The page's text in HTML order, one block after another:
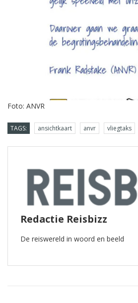
Foto: ANVR
TAGS: ansichtkaart anvr vliegtaks
Redactie Reisbizz
De reiswereld in woord en beeld